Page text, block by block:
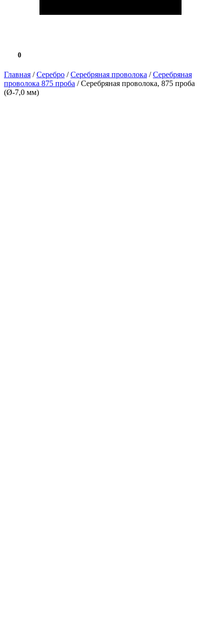
0
0.0 ₽
Главная /Серебро /Серебряная проволока /Серебряная
проволока 875 проба / Серебряная проволока, 875 проба
(Ø-7,0 мм)